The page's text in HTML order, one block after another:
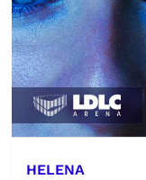
HELENA